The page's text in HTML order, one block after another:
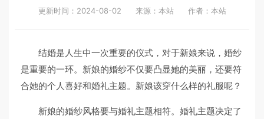
更新时间：2024-08-02 来源：本站 作者：本站
结婚是人生中一次重要的仪式，对于新娘来说，婚纱
是重要的一环。新娘的婚纱不仅要凸显她的美丽，还要符
合她的个人喜好和婚礼主题。新娘该穿什么样的礼服呢？
新娘的婚纱风格要与婚礼主题相符。婚礼主题决定了